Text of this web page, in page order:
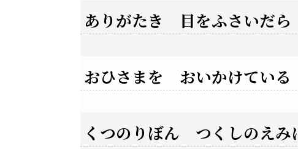
ありがたき 目をふさいだ
おひさまを おいかけてい
くつのりぼん つくしのえ